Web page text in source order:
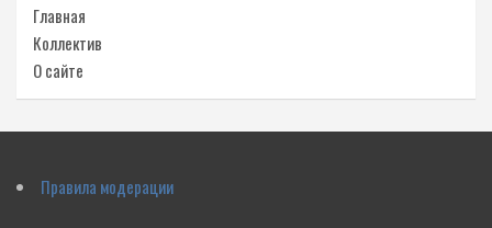
Главная
Коллектив
О сайте
Правила модерации